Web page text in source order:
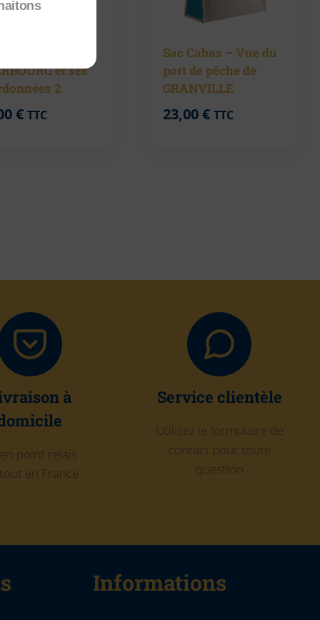
et ses
2
€ TTC
Sac Cabas – Vue du
port de pêche de
GRANVILLE
23,00€ TTC
à
point relais
en France
Service clientèle
Utilisez le formulaire de
contact pour toute
question
Informations